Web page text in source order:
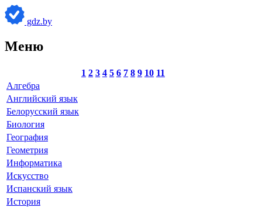
gdz.by
Меню
1 2 3 4 5 6 7 8 9 10 11
Алгебра
Английский язык
Белорусский язык
Биология
География
Геометрия
Информатика
Искусство
Испанский язык
История